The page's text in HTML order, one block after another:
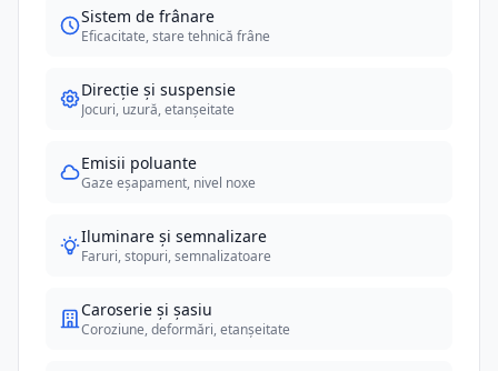
Sistem de frânare
Eficacitate, stare tehnică frâne
Direcție și suspensie
Jocuri, uzură, etanșeitate
Emisii poluante
Gaze eșapament, nivel noxe
Iluminare și semnalizare
Faruri, stopuri, semnalizatoare
Caroserie și șasiu
Coroziune, deformări, etanșeitate